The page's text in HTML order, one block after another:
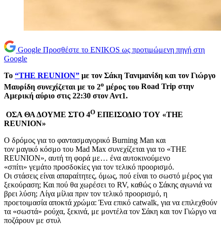
Google Προσθέστε το ENIKOS ως προτιμώμενη πηγή στη
Google
Το “THE REUNION” με τον Σάκη Τανιμανίδη και τον Γιώργο
Μαυρίδη συνεχίζεται με το 2ο μέρος του Road Trip στην
Αμερική αύριο στις 22:30 στον Αντ1.
ΟΣΑ ΘΑ ΔΟΥΜΕ ΣΤΟ 4Ο ΕΠΕΙΣΟΔΙΟ ΤΟΥ «ΤΗΕ
REUNIOΝ»
Ο δρόμος για το φαντασμαγορικό Burning Man και
τον μαγικό κόσμο του Mad Max συνεχίζεται για το «THE
REUNION», αυτή τη φορά με… ένα αυτοκινούμενο
«σπίτι» γεμάτο προσδοκίες για τον τελικό προορισμό.
Οι στάσεις είναι απαραίτητες, όμως, πού είναι το σωστό μέρος για
ξεκούραση; Και πού θα χωρέσει το RV, καθώς ο Σάκης αγωνιά να
βρει λύση; Λίγα μίλια πριν τον τελικό προορισμό, η
προετοιμασία αποκτά χρώμα: Ένα επικό catwalk, για να επιλεχθούν
τα «σωστά» ρούχα, ξεκινά, με μοντέλα τον Σάκη και τον Γιώργο να
ποζάρουν με στυλ